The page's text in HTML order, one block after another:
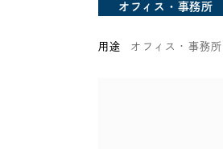
オフィス・事務所
用途 オフィス・事務所